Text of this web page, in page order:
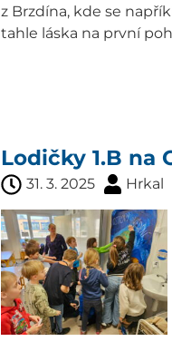
z Brzdína, kde se
tahle láska na první
Lodičky 1.B na
31. 3. 2025 Hrkal